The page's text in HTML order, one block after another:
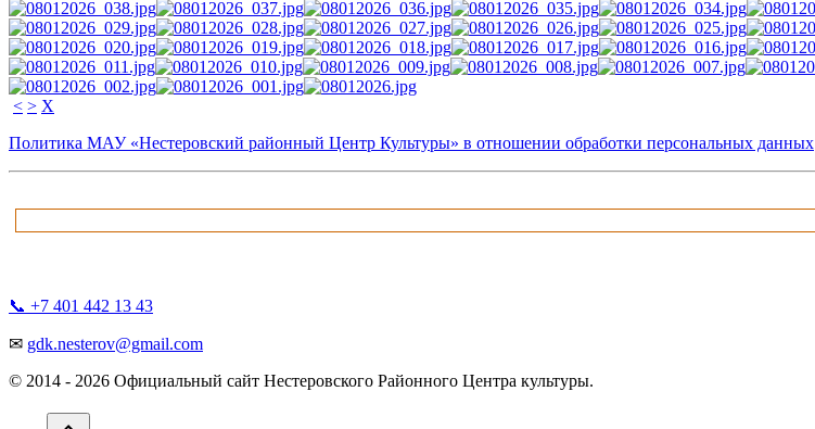
< > X
Политика МАУ «Нестеровский районный Центр Культуры» в отношении обработки персональных данных
📞 +7 401 442 13 43
✉ gdk.nesterov@gmail.com
© 2014 - 2026 Официальный сайт Нестеровского Районного Центра культуры.